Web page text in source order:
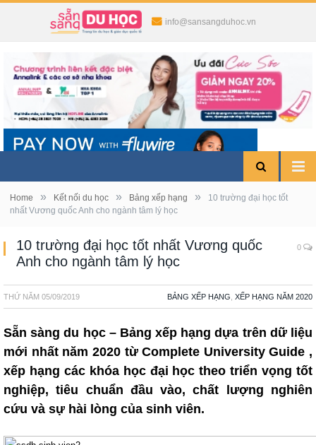
info@sansangduhoc.vn
Home » Kết nối du học » Bảng xếp hạng »
10 trường đại học tốt
nhất Vương quốc Anh cho ngành tâm lý học
10 trường đại học tốt nhất Vương quốc
Anh cho ngành tâm lý học
0
THỨ NĂM 05/09/2019 BẢNG XẾP HẠNG XẾP HẠNG NĂM 2020
Sẵn sàng du học – Bảng xếp hạng dựa trên dữ liệu
mới nhất năm 2020 từ Complete University Guide ,
xếp hạng các khóa học đại học theo triển vọng tốt
nghiệp, tiêu chuẩn đầu vào, chất lượng nghiên
cứu và sự hài lòng của sinh viên.